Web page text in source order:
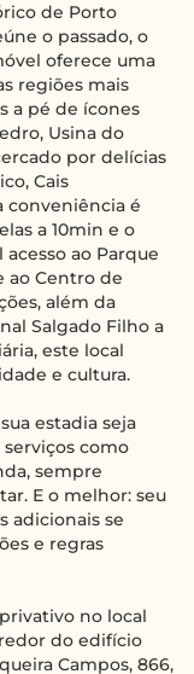
de Porto
o passado, o
oferece uma
regiões mais
a pé de ícones
Usina do
por delícias
Cais
conveniência é
a 10min e o
acesso ao Parque
ao Centro de
além da
Salgado Filho a
este local
e cultura.
estadia seja
como
sempre
E o melhor: seu
adicionais se
e regras
no local
do edifício
Campos, 866,